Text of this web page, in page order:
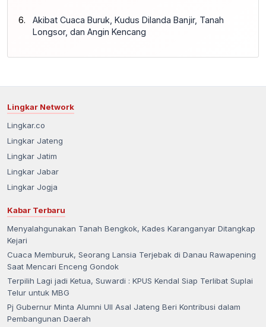
Akibat Cuaca Buruk, Kudus Dilanda Banjir, Tanah
Longsor, dan Angin Kencang
Lingkar Network
Lingkar.co
Lingkar Jateng
Lingkar Jatim
Lingkar Jabar
Lingkar Jogja
Kabar Terbaru
Menyalahgunakan Tanah Bengkok, Kades Karanganyar Ditangkap
Kejari
Cuaca Memburuk, Seorang Lansia Terjebak di Danau Rawapening
Saat Mencari Enceng Gondok
Terpilih Lagi jadi Ketua, Suwardi : KPUS Kendal Siap Terlibat Suplai
Telur untuk MBG
Pj Gubernur Minta Alumni UII Asal Jateng Beri Kontribusi dalam
Pembangunan Daerah